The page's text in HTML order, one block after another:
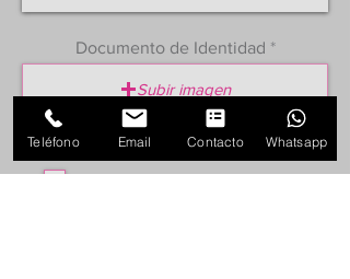
Documento de Identidad
Subir imagen
Teléfono Email Contacto Whatsapp